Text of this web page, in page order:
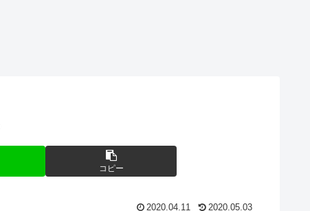
コピー
2020.04.11 2020.05.03